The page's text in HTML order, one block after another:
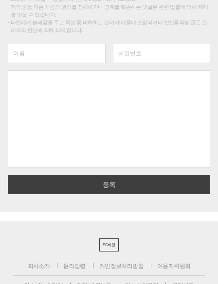
저작권 등 다른 사람의 권리를 침해하거나 명예를 훼손하는 댓글은 관련 법률에 의해 제재
를 받을 수 있습니다.
타인에게 불쾌감을 주는 욕설 등 비하하는 단어가 내용에 포함되거나 인신공격성 글은 관
리자의 판단에 의해 삭제 합니다.
PC버전
회사소개 윤리강령 개인정보처리방침 이용자위원회